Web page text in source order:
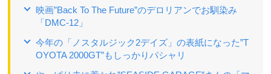
映画”Back To The Future”のデロリアンでお馴染み
「DMC‐12」
今年の「ノスタルジック2デイズ」の表紙になった”T
OYOTA 2000GT”もしっかりパシャリ